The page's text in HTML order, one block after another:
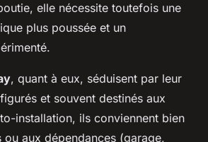
elle nécessite toutefois une
plus poussée et un
, quant à eux, séduisent par leur
et souvent destinés aux
installation, ils conviennent bien
ou aux dépendances (garage,